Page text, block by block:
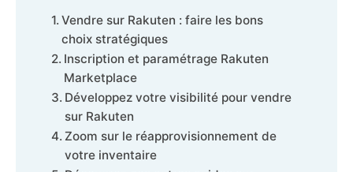
Vendre sur Rakuten : faire les bons
choix stratégiques
Inscription et paramétrage Rakuten
Marketplace
Développez votre visibilité pour vendre
sur Rakuten
Zoom sur le réapprovisionnement de
votre inventaire